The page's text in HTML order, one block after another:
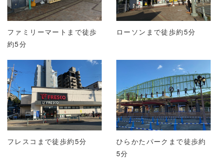
ファミリーマートまで徒歩
約5分
ローソンまで徒歩約5分
フレスコまで徒歩約5分
ひらかたパークまで徒歩約
5分